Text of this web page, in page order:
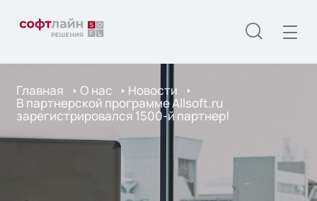
Главная О нас Новости
В партнерской программе Allsoft.ru
зарегистрировался 1500-й партнер!